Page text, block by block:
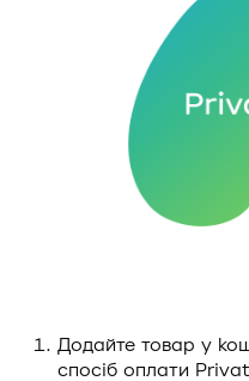
Додайте товар у
спосіб оплати